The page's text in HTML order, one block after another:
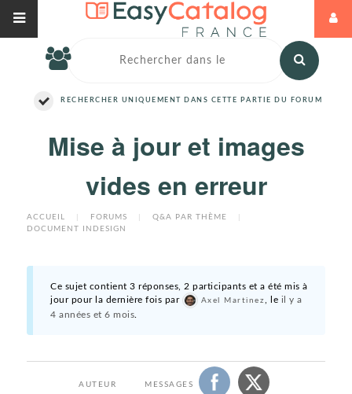
RECHERCHER UNIQUEMENT DANS CETTE PARTIE DU FORUM
Mise à jour et images
vides en erreur
ACCUEIL FORUMS Q&A PAR THÈME
DOCUMENT INDESIGN
Ce sujet contient 3 réponses, 2 participants et a été mis à
jour pour la dernière fois par
Axel Martinez , le il y a
4 années et 6 mois.
AUTEUR MESSAGES